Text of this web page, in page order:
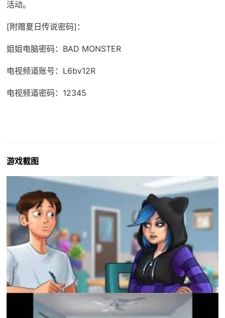
活动。
[附赠夏日传说密码]：
姐姐电脑密码：BAD MONSTER
电视频道账号：L6bv12R
电视频道密码：12345
游戏截图